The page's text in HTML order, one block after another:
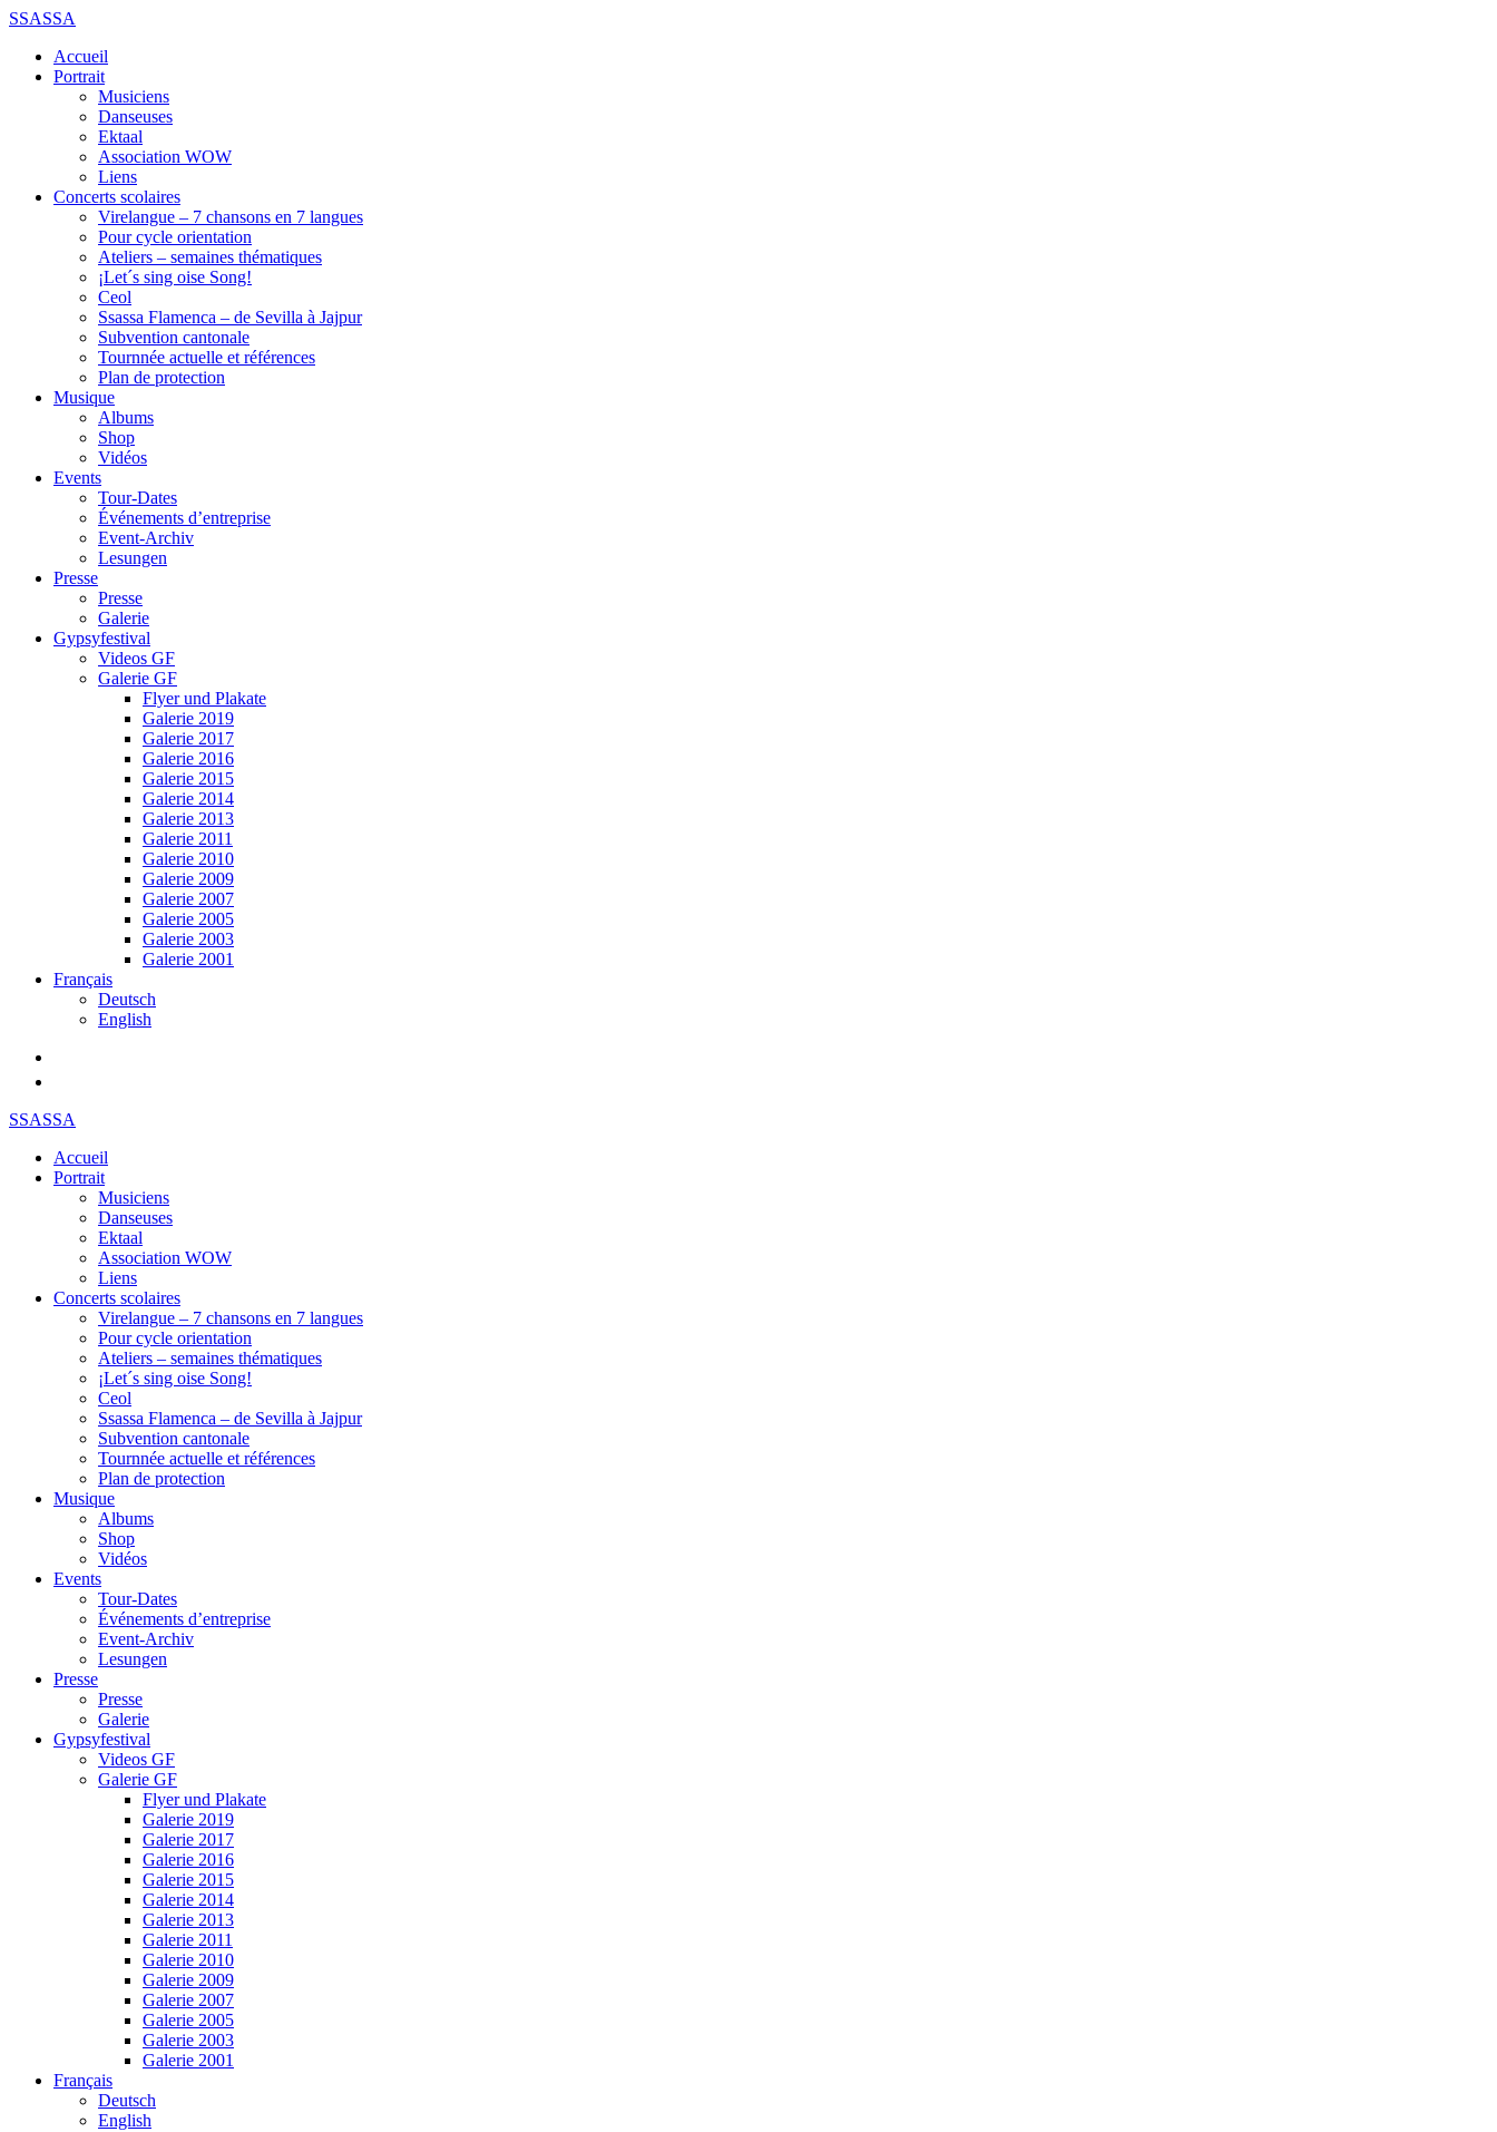
SSASSA
Accueil
Portrait
Musiciens
Danseuses
Ektaal
Association WOW
Liens
Concerts scolaires
Virelangue – 7 chansons en 7 langues
Pour cycle orientation
Ateliers – semaines thématiques
¡Let´s sing oise Song!
Ceol
Ssassa Flamenca – de Sevilla à Jajpur
Subvention cantonale
Tournnée actuelle et références
Plan de protection
Musique
Albums
Shop
Vidéos
Events
Tour-Dates
Événements d’entreprise
Event-Archiv
Lesungen
Presse
Presse
Galerie
Gypsyfestival
Videos GF
Galerie GF
Flyer und Plakate
Galerie 2019
Galerie 2017
Galerie 2016
Galerie 2015
Galerie 2014
Galerie 2013
Galerie 2011
Galerie 2010
Galerie 2009
Galerie 2007
Galerie 2005
Galerie 2003
Galerie 2001
Français
Deutsch
English
SSASSA
Accueil
Portrait
Musiciens
Danseuses
Ektaal
Association WOW
Liens
Concerts scolaires
Virelangue – 7 chansons en 7 langues
Pour cycle orientation
Ateliers – semaines thématiques
¡Let´s sing oise Song!
Ceol
Ssassa Flamenca – de Sevilla à Jajpur
Subvention cantonale
Tournnée actuelle et références
Plan de protection
Musique
Albums
Shop
Vidéos
Events
Tour-Dates
Événements d’entreprise
Event-Archiv
Lesungen
Presse
Presse
Galerie
Gypsyfestival
Videos GF
Galerie GF
Flyer und Plakate
Galerie 2019
Galerie 2017
Galerie 2016
Galerie 2015
Galerie 2014
Galerie 2013
Galerie 2011
Galerie 2010
Galerie 2009
Galerie 2007
Galerie 2005
Galerie 2003
Galerie 2001
Français
Deutsch
English